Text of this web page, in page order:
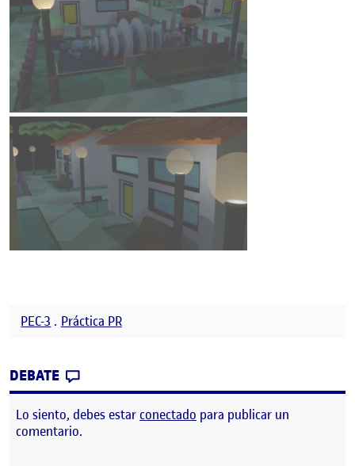
PEC-3 . Práctica PR
DEBATE
Lo siento, debes estarconectado para publicar un
comentario.